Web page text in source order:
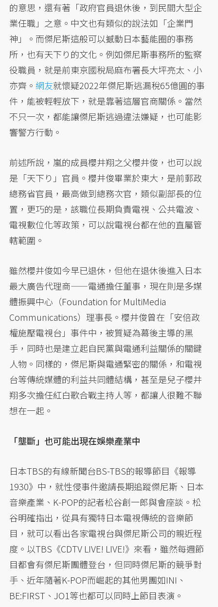
的意思，還有著「政府官員退休後，到民間大型企
業任職」之意。中文也有類似的說法如「企業門
神」。而傑尼斯這般可以撼動日本藝能圈的事務
所，也有天下り的文化。例如傑尼斯事務所的監察
役職員，就是前東京國稅局麻布署長大坪亮太、小
亦齊。 網友就懷疑2022年傑尼斯逃漏稅65億圓的事
件，能被輕輕放下，就是靠著這層官商關係。當然
不只一次，都能讓傑尼斯逃過違法嫌疑，也可能影
響警方行動。
前述所說，嵐的成員櫻井翔之父櫻井俊，也可以說
是「天下り」官員。櫻井俊畢業於東大，是前郵政
總務省官員，最高做到總務次官，類似副部長的位
置，更巧的是，該職位長期負責電視、公共電波、
電視數位化等政策，可以說電視台都在他的直屬管
轄範圍。
雖然櫻井俊如今早已退休，但他在退休後進入日本
最大廣告代理商——電通擔任董事，現在則是多媒
體振興中心（Foundation for MultiMedia
Communications）理事長。櫻井俊曾在「安倍政
權施壓電視台」事件中，被質疑為幕後主導的黑
手，同時也是建立起自民黨與電通利益關係的關鍵
人物。同樣的，傑尼斯與電通緊密的關係，和電視
台等傳統媒體的利益共同體結構，甚至是兒子櫻井
翔多次擔任紅白歌合戰主持人等，都讓人很難不聯
想在一起。
「壟斷」也可能出現在娛樂產業中
日本TBS的有線新聞台BS-TBS的報導節目《報導
1930》中，就性侵事件邀請長期追蹤傑尼斯、日本
音樂產業、K-POP的記者松谷創一郎與會座談。松
谷明確指出，從具有獨特日本電視傳統的音樂節
目，就可以看出各家電視台與傑尼斯公司的親近程
度。以TBS《CDTV LIVE! LIVE!》來看，雖然每週節
目都會有傑尼斯團體登台，但同時傑尼斯的競爭對
手、近年隨著K-POP而崛起的其他男團如INI、
BE:FIRST、JO1等也都可以同時上節目表演。